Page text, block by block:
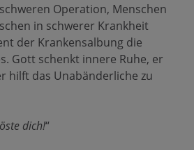
Operation, Menschen
in schwerer Krankheit
der Krankensalbung die
Gott schenkt innere Ruhe, er
hilft das Unabänderliche zu
dich!“